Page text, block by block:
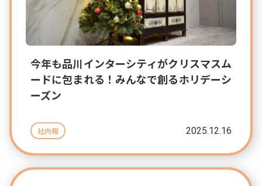
今年も品川インターシティがクリスマスム
ードに包まれる！みんなで創るホリデーシ
ーズン
社内報 2025.12.16